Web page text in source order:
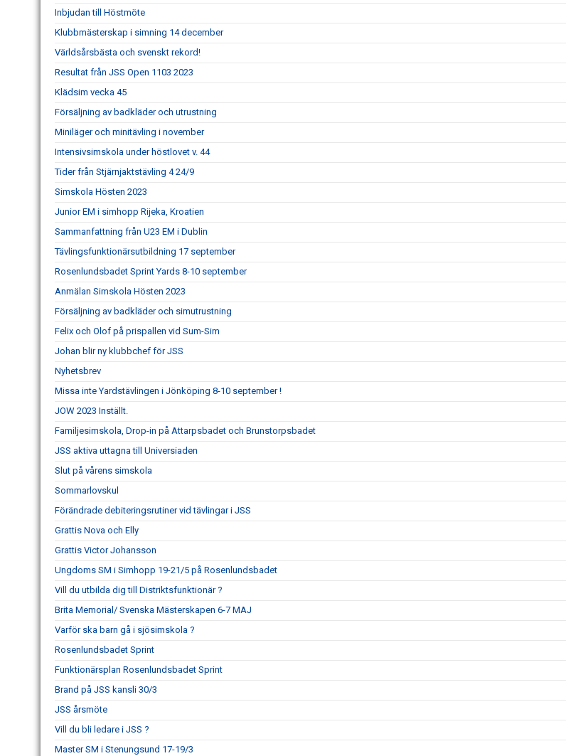
Inbjudan till Höstmöte
Klubbmästerskap i simning 14 december
Världsårsbästa och svenskt rekord!
Resultat från JSS Open 1103 2023
Klädsim vecka 45
Försäljning av badkläder och utrustning
Miniläger och minitävling i november
Intensivsimskola under höstlovet v. 44
Tider från Stjärnjaktstävling 4 24/9
Simskola Hösten 2023
Junior EM i simhopp Rijeka, Kroatien
Sammanfattning från U23 EM i Dublin
Tävlingsfunktionärsutbildning 17 september
Rosenlundsbadet Sprint Yards 8-10 september
Anmälan Simskola Hösten 2023
Försäljning av badkläder och simutrustning
Felix och Olof på prispallen vid Sum-Sim
Johan blir ny klubbchef för JSS
Nyhetsbrev
Missa inte Yardstävlingen i Jönköping 8-10 september !
JOW 2023 Inställt.
Familjesimskola, Drop-in på Attarpsbadet och Brunstorpsbadet
JSS aktiva uttagna till Universiaden
Slut på vårens simskola
Sommarlovskul
Förändrade debiteringsrutiner vid tävlingar i JSS
Grattis Nova och Elly
Grattis Victor Johansson
Ungdoms SM i Simhopp 19-21/5 på Rosenlundsbadet
Vill du utbilda dig till Distriktsfunktionär ?
Brita Memorial/ Svenska Mästerskapen 6-7 MAJ
Varför ska barn gå i sjösimskola ?
Rosenlundsbadet Sprint
Funktionärsplan Rosenlundsbadet Sprint
Brand på JSS kansli 30/3
JSS årsmöte
Vill du bli ledare i JSS ?
Master SM i Stenungsund 17-19/3